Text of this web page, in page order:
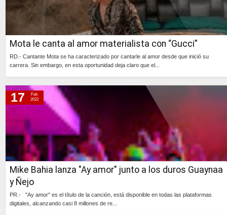
Mota le canta al amor materialista con “Gucci”
RD.- Cantante Mota se ha caracterizado por cantarle al amor desde que inició su
carrera. Sin embargo, en esta oportunidad deja claro que el...
Mike Bahia lanza "Ay amor" junto a los duros Guaynaa
y Ñejo
PR.- "Ay amor" es el título de la canción, está disponible en todas las plataformas
digitales, alcanzando casi 8 millones de re...
17
Feb
2022